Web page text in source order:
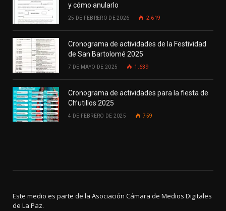
y cómo anularlo
25 DE FEBRERO DE 2026 2.619
Cronograma de actividades de la Festividad
de San Bartolomé 2025
7 DE MAYO DE 2025 1.639
Cronograma de actividades para la fiesta de
Ch’utillos 2025
4 DE FEBRERO DE 2025 759
Este medio es parte de la Asociación Cámara de Medios Digitales
de La Paz.